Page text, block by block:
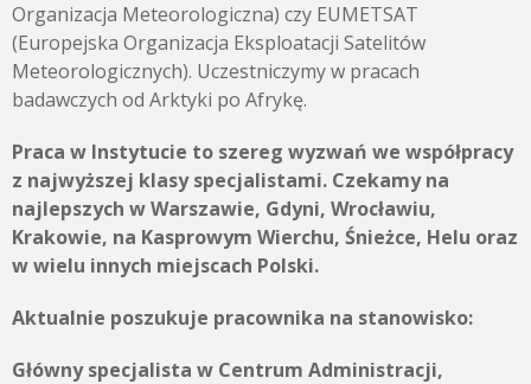
Organizacja Meteorologiczna) czy EUMETSAT
(Europejska Organizacja Eksploatacji Satelitów
Meteorologicznych). Uczestniczymy w pracach
badawczych od Arktyki po Afrykę.
Praca w Instytucie to szereg wyzwań we współpracy
z najwyższej klasy specjalistami. Czekamy na
najlepszych w Warszawie, Gdyni, Wrocławiu,
Krakowie, na Kasprowym Wierchu, Śnieżce, Helu oraz
w wielu innych miejscach Polski.
Aktualnie poszukuje pracownika na stanowisko:
Główny specjalista w Centrum Administracji,